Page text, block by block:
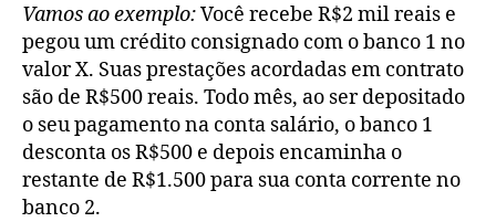
Vamos ao exemplo:Você recebe R$2 mil reais e
pegou um crédito consignado com o banco 1 no
valor X. Suas prestações acordadas em contrato
são de R$500 reais. Todo mês, ao ser depositado
o seu pagamento na conta salário, o banco 1
desconta os R$500 e depois encaminha o
restante de R$1.500 para sua conta corrente no
banco 2.